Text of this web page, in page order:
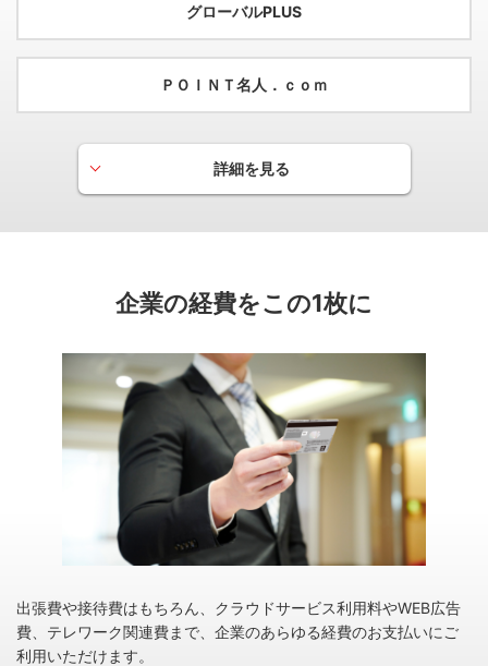
グローバルPLUS
ＰＯＩＮＴ名人．ｃｏｍ
グローバルPLUS
月間のショッピングご利用金額に応じて当月の基本ポイント
一般の場合
月間のご利用が10万円以上の方は、基本ポイント
の20％分 を加算いたします。
※月間（1ヵ月）のご利用は、原則毎月16日～翌月15日を対象期間とし、
翌々月ご請求分にポイント付与いたします。
ＰＯＩＮＴ名人．ｃｏｍ
ＰＯＩＮＴ名人．ｃｏｍなら、いつものネットショッ
詳細を見る
企業の経費をこの1枚に
出張費や接待費はもちろん、クラウドサービス利用料やWEB広告
費、テレワーク関連費まで、企業のあらゆる経費のお支払いにご
利用いただけます。